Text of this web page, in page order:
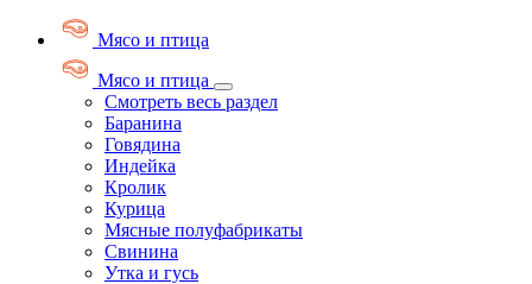
Мясо и птица
Мясо и птица
Смотреть весь раздел
Баранина
Говядина
Индейка
Кролик
Курица
Мясные полуфабрикаты
Свинина
Утка и гусь